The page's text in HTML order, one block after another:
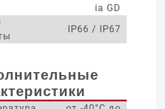
ia GD
IP66 / IP67